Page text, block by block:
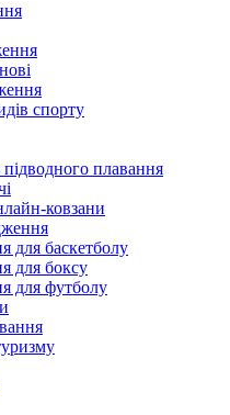
спорту
плавання
ковзани
для баскетболу
для боксу
для футболу